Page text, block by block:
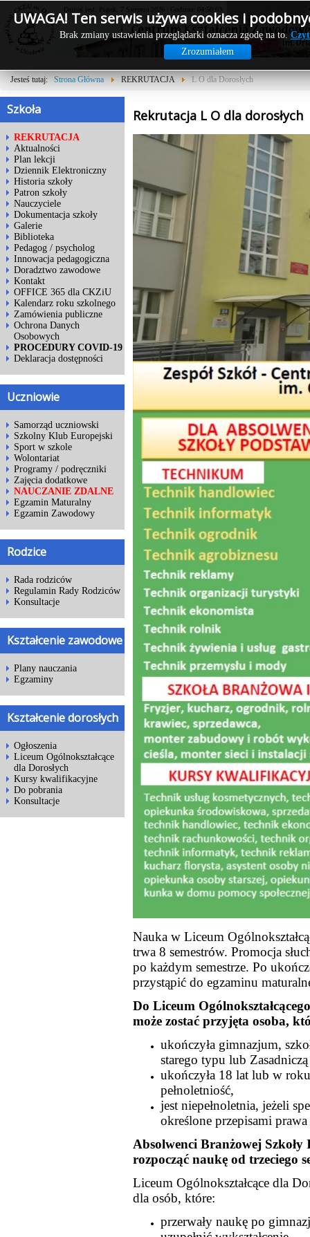
UWAGA! Ten serwis używa cookies i
Brak zmiany ustawienia przeglądarki oznacza zgodę na to.
Zrozumiałem
Dzisiaj jest: Piątek, 7 Sierpnia 2026 | Godzina: 04:50:04
Jesteś tutaj: Strona Główna REKRUTACJA L O dla Dorosłych
Szkoła
REKRUTACJA
Aktualności
Plan lekcji
Dziennik Elektroniczny
Historia szkoły
Patron szkoły
Nauczyciele
Dokumentacja szkoły
Galerie
Biblioteka
Pedagog / psycholog
Innowacja pedagogiczna
Doradztwo zawodowe
Kontakt
OFFICE 365 dla CKZiU
Kalendarz roku szkolnego
Zamówienia publiczne
Ochrona Danych
Osobowych
PROCEDURY COVID-19
Deklaracja dostępności
Uczniowie
Samorząd uczniowski
Szkolny Klub Europejski
Sport w szkole
Wolontariat
Programy / podręczniki
Zajęcia dodatkowe
NAUCZANIE ZDALNE
Egzamin Maturalny
Egzamin Zawodowy
Rodzice
Rada rodziców
Regulamin Rady Rodziców
Konsultacje
Kształcenie zawodowe
Plany nauczania
Egzaminy
Kształcenie dorosłych
Ogłoszenia
Liceum Ogólnokształcące
dla Dorosłych
Kursy kwalifikacyjne
Do pobrania
Konsultacje
Rekrutacja L O dla dorosłych
Nauka w Liceum
trwa 8 semestrów. Promocja
po każdym semestrze. Po
przystąpić do egzaminu
Do Liceum
może zostać przyjęta osoba,
ukończyła gimnazjum,
starego typu lub
ukończyła 18 lat lub w
pełnoletniość,
jest niepełnoletnia, jeżeli
określone przepisami
Absolwenci Branżowej
rozpocząć naukę od trzeciego
Liceum Ogólnokształcące dla
dla osób, które:
przerwały naukę po